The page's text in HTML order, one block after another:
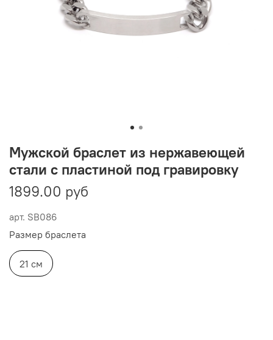
арт. SB086
Мужской браслет из нержавеющей
стали с пластиной под гравировку
1899.00 руб
Размер браслета
21 см